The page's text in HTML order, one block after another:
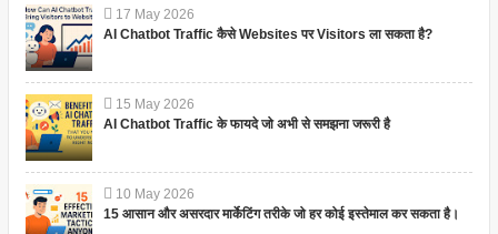
17 May 2026
AI Chatbot Traffic कैसे Websites पर Visitors ला सकता है?
15 May 2026
AI Chatbot Traffic के फायदे जो अभी से समझना जरूरी है
10 May 2026
15 आसान और असरदार मार्केटिंग तरीके जो हर कोई इस्तेमाल कर सकता है।